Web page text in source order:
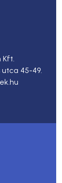
Kft.
utca 45-49.